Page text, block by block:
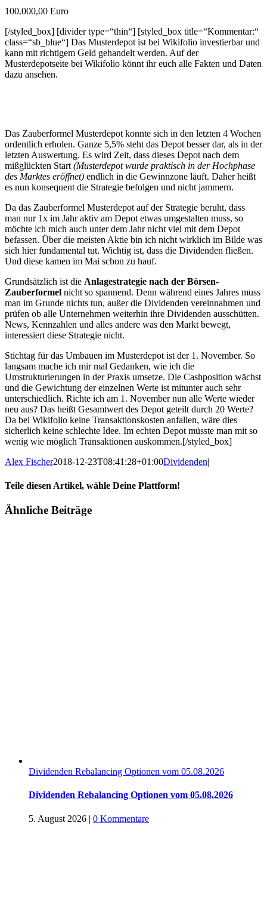
100.000,00 Euro
[/styled_box] [divider type=“thin“] [styled_box title=“Kommentar:“
class=“sb_blue“] Das Musterdepot ist bei Wikifolio investierbar und
kann mit richtigem Geld gehandelt werden. Auf der
Musterdepotseite bei Wikifolio könnt ihr euch alle Fakten und Daten
dazu ansehen.
Das Zauberformel Musterdepot konnte sich in den letzten 4 Wochen
ordentlich erholen. Ganze 5,5% steht das Depot besser dar, als in der
letzten Auswertung. Es wird Zeit, dass dieses Depot nach dem
mißglückten Start(Musterdepot wurde praktisch in der Hochphase
des Marktes eröffnet) endlich in die Gewinnzone läuft. Daher heißt
es nun konsequent die Strategie befolgen und nicht jammern.
Da das Zauberformel Musterdepot auf der Strategie beruht, dass
man nur 1x im Jahr aktiv am Depot etwas umgestalten muss, so
möchte ich mich auch unter dem Jahr nicht viel mit dem Depot
befassen. Über die meisten Aktie bin ich nicht wirklich im Bilde was
sich hier fundamental tut. Wichtig ist, dass die Dividenden fließen.
Und diese kamen im Mai schon zu hauf.
Grundsätzlich ist die Anlagestrategie nach der Börsen-
Zauberformel nicht so spannend. Denn während eines Jahres muss
man im Grunde nichts tun, außer die Dividenden vereinnahmen und
prüfen ob alle Unternehmen weiterhin ihre Dividenden ausschütten.
News, Kennzahlen und alles andere was den Markt bewegt,
interessiert diese Strategie nicht.
Stichtag für das Umbauen im Musterdepot ist der 1. November. So
langsam mache ich mir mal Gedanken, wie ich die
Umstrukturierungen in der Praxis umsetze. Die Cashposition wächst
und die Gewichtung der einzelnen Werte ist mitunter auch sehr
unterschiedlich. Richte ich am 1. November nun alle Werte wieder
neu aus? Das heißt Gesamtwert des Depot geteilt durch 20 Werte?
Da bei Wikifolio keine Transaktionskosten anfallen, wäre dies
sicherlich keine schlechte Idee. Im echten Depot müsste man mit so
wenig wie möglich Transaktionen auskommen.[/styled_box]
Alex Fischer2018-12-23T08:41:28+01:00Dividenden
Teile diesen Artikel, wähle Deine Plattform!
Facebook
Twitter
Reddit
LinkedIn
Tumblr
Pinterest
Vk
E-
Ähnliche Beiträge
Dividenden Rebalancing Optionen vom 05.08.2026
Dividenden Rebalancing Optionen vom 05.08.2026
5. August 2026 | 0 Kommentare